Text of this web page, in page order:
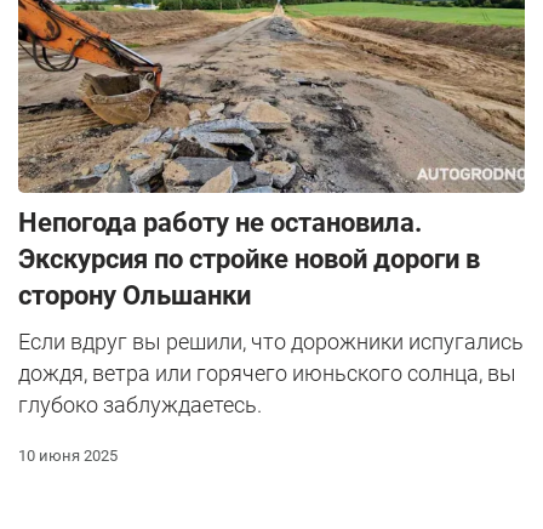
Непогода работу не остановила.
Экскурсия по стройке новой дороги в
сторону Ольшанки
Если вдруг вы решили, что дорожники испугались
дождя, ветра или горячего июньского солнца, вы
глубоко заблуждаетесь.
10 июня 2025